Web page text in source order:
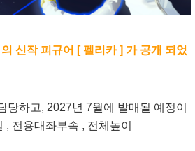
신작 피규어 [ 펠리카 ] 가 공개 되었
당하고, 2027년 7월에 발매될 예정이
전용대좌부속 , 전체높이